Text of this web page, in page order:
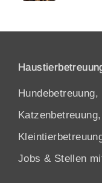
Jobs & Stellen